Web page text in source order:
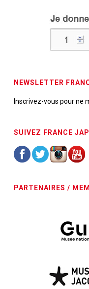
NEWSLETTER
Inscrivez-vous pour ne
SUIVEZ FRANCE
PARTENAIRES /